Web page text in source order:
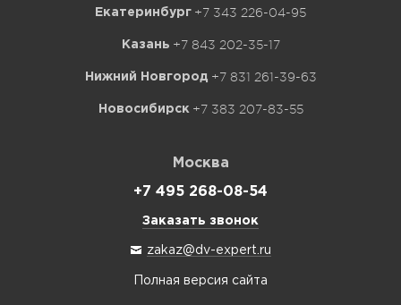
Екатеринбург +7 343 226-04-95
Казань +7 843 202-35-17
Нижний Новгород +7 831 261-39-63
Новосибирск +7 383 207-83-55
Москва
+7 495 268-08-54
Заказать звонок
zakaz@dv-expert.ru
Полная версия сайта